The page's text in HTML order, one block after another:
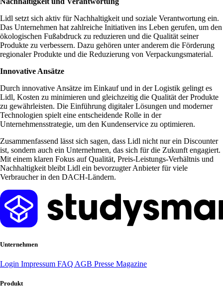
Lidl setzt sich aktiv für Nachhaltigkeit und soziale Verantwortung ein.
Das Unternehmen hat zahlreiche Initiativen ins Leben gerufen, um den
ökologischen Fußabdruck zu reduzieren und die Qualität seiner
Produkte zu verbessern. Dazu gehören unter anderem die Förderung
regionaler Produkte und die Reduzierung von Verpackungsmaterial.
Innovative Ansätze
Durch innovative Ansätze im Einkauf und in der Logistik gelingt es
Lidl, Kosten zu minimieren und gleichzeitig die Qualität der Produkte
zu gewährleisten. Die Einführung digitaler Lösungen und moderner
Technologien spielt eine entscheidende Rolle in der
Unternehmensstrategie, um den Kundenservice zu optimieren.
Zusammenfassend lässt sich sagen, dass Lidl nicht nur ein Discounter
ist, sondern auch ein Unternehmen, das sich für die Zukunft engagiert.
Mit einem klaren Fokus auf Qualität, Preis-Leistungs-Verhältnis und
Nachhaltigkeit bleibt Lidl ein bevorzugter Anbieter für viele
Verbraucher in den DACH-Ländern.
Unternehmen
Login Impressum FAQ AGB Presse Magazine
Produkt